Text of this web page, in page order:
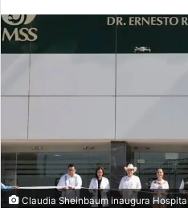
Claudia Sheinbaum inaugura